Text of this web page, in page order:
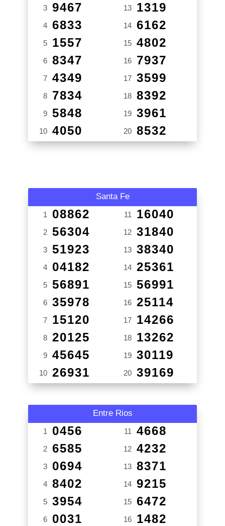
3 9467
4 6833
5 1557
6 8347
7 4349
8 7834
9 5848
10 4050
13 1319
14 6162
15 4802
16 7937
17 3599
18 8392
19 3961
20 8532
Santa Fe
1 08862
2 56304
3 51923
4 04182
5 56891
6 35978
7 15120
8 20125
9 45645
10 26931
11 16040
12 31840
13 38340
14 25361
15 56991
16 25114
17 14266
18 13262
19 30119
20 39169
Entre Rios
1 0456
2 6585
3 0694
4 8402
5 3954
6 0031
11 4668
12 4232
13 8371
14 9215
15 6472
16 1482